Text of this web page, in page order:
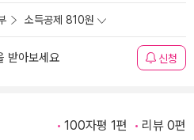
소득공제 810원
받아보세요 신청
100자평 1편 리뷰 0편